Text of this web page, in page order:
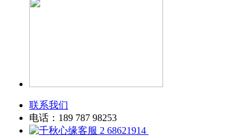
联系我们
电话：189 787 98253
68621914